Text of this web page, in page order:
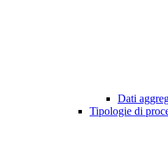
Dati
Tipologie di